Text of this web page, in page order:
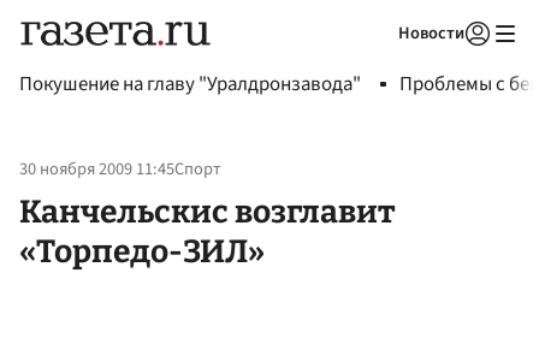
Новости
Покушение на главу "Уралдронзавода" Проблемы с
30 ноября 2009 11:45Спорт
Канчельскис возглавит
«Торпедо-ЗИЛ»